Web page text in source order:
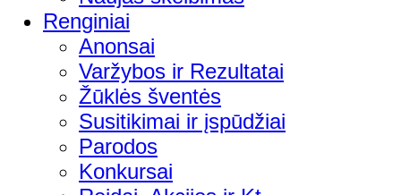
Renginiai
Anonsai
Varžybos ir Rezultatai
Žūklės šventės
Susitikimai ir įspūdžiai
Parodos
Konkursai